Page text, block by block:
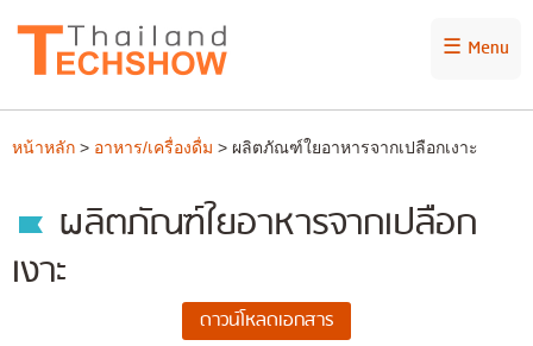
☰ Menu
หน้าหลัก > อาหาร/เครื่องดื่ม > ผลิตภัณฑ์ใยอาหารจากเปลือกเงาะ
ผลิตภัณฑ์ใยอาหารจากเปลือก
เงาะ